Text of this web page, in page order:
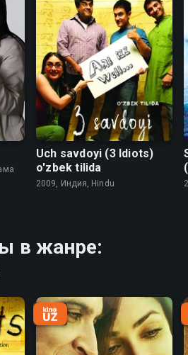
Uch savdoyi (3 Idiots)
o'zbek tilida
2009, Индия, Hindu
в жанре: